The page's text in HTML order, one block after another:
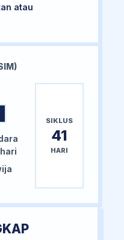
atau
SIKLUS
41
HARI